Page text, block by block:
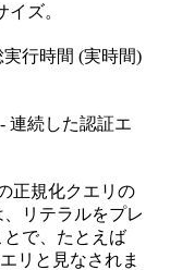
ズ。
行時間 (実時間)
- 連続した認証エ
正規化クエリの
リテラルをプレ
で、たとえば
リと見なされま